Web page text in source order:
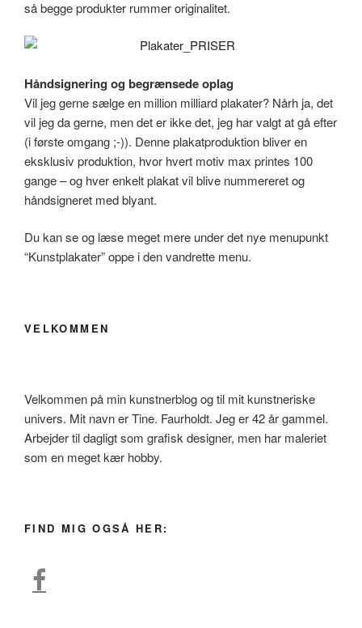
så begge produkter rummer originalitet.
Håndsignering og begrænsede oplag
Vil jeg gerne sælge en million milliard plakater? Nårh ja, det
vil jeg da gerne, men det er ikke det, jeg har valgt at gå efter
(i første omgang ;-)). Denne plakatproduktion bliver en
eksklusiv produktion, hvor hvert motiv max printes 100
gange – og hver enkelt plakat vil blive nummereret og
håndsigneret med blyant.
Du kan se og læse meget mere under det nye menupunkt
“Kunstplakater” oppe i den vandrette menu.
VELKOMMEN
Velkommen på min kunstnerblog og til mit kunstneriske
univers. Mit navn er Tine. Faurholdt. Jeg er 42 år gammel.
Arbejder til dagligt som grafisk designer, men har maleriet
som en meget kær hobby.
FIND MIG OGSÅ HER: